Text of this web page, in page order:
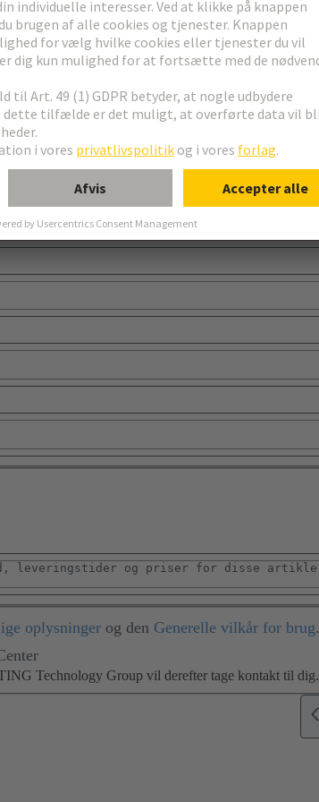
oplysninger og den Generelle vilkår for brug.
Technology Group vil derefter tage kontakt til dig.